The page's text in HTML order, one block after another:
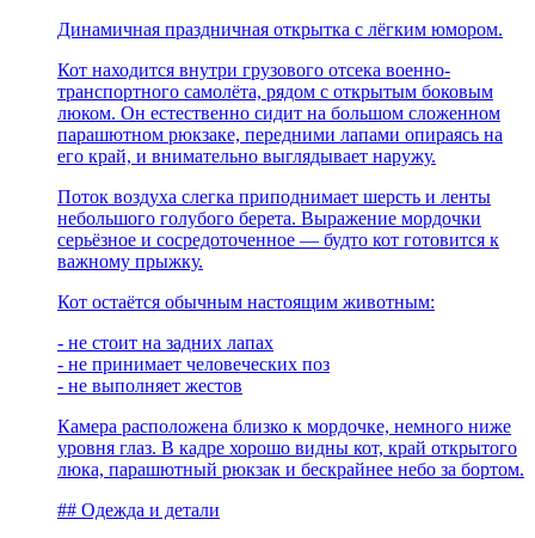
Динамичная праздничная открытка с лёгким юмором.
Кот находится внутри грузового отсека военно-
транспортного самолёта, рядом с открытым боковым
люком. Он естественно сидит на большом сложенном
парашютном рюкзаке, передними лапами опираясь на
его край, и внимательно выглядывает наружу.
Поток воздуха слегка приподнимает шерсть и ленты
небольшого голубого берета. Выражение мордочки
серьёзное и сосредоточенное — будто кот готовится к
важному прыжку.
Кот остаётся обычным настоящим животным:
- не стоит на задних лапах
- не принимает человеческих поз
- не выполняет жестов
Камера расположена близко к мордочке, немного ниже
уровня глаз. В кадре хорошо видны кот, край открытого
люка, парашютный рюкзак и бескрайнее небо за бортом.
## Одежда и детали